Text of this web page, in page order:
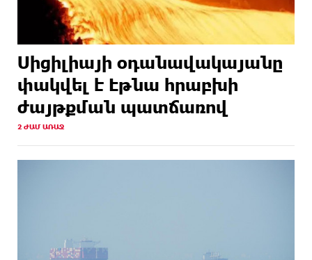
Սիցիլիայի օդանավակայանը
փակվել է Էթնա հրաբխի
ժայթքման պատճառով
2 ԺԱՄ ԱՌԱՋ